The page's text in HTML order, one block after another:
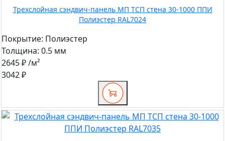
Трехслойная сэндвич-панель МП ТСП стена 30-1000 ППИ
Полиэстер RAL7024
Покрытие: Полиэстер
Толщина: 0.5 мм
2645 ₽/м²
3042 ₽